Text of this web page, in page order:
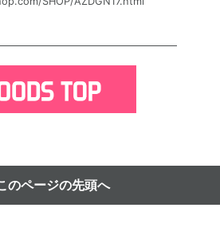
のページの先頭へ